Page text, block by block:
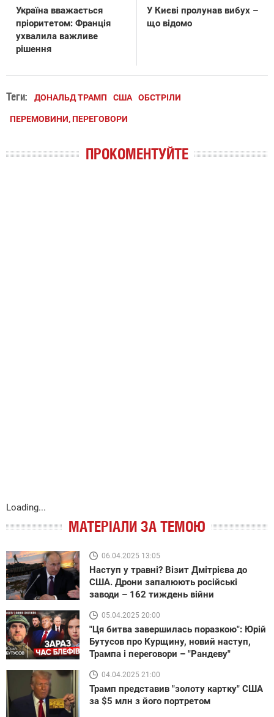
Україна вважається
пріоритетом: Франція
ухвалила важливе
рішення
У Києві пролунав вибух –
що відомо
Теги: ДОНАЛЬД ТРАМП США ОБСТРІЛИ
ПЕРЕМОВИНИ, ПЕРЕГОВОРИ
ПРОКОМЕНТУЙТЕ
Loading...
МАТЕРІАЛИ ЗА ТЕМОЮ
06.04.2025 13:05
Наступ у травні? Візит Дмітрієва до
США. Дрони запалюють російські
заводи – 162 тиждень війни
05.04.2025 20:00
"Ця битва завершилась поразкою": Юрій
Бутусов про Курщину, новий наступ,
Трампа і переговори – "Рандеву"
04.04.2025 21:00
Трамп представив "золоту картку" США
за $5 млн з його портретом